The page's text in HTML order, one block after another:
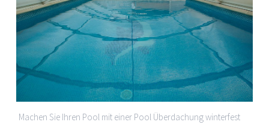
Machen Sie Ihren Pool mit einer Pool Überdachung winterfest